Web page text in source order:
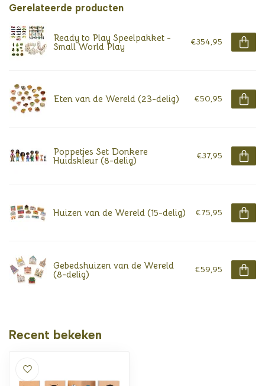
Gerelateerde producten
Ready to Play Speelpakket -
Small World Play €354,95
Eten van de Wereld (23-delig) €50,95
Poppetjes Set Donkere
Huidskleur (8-delig) €37,95
Huizen van de Wereld (15-delig) €75,95
Gebedshuizen van de Wereld
(8-delig) €59,95
Recent bekeken